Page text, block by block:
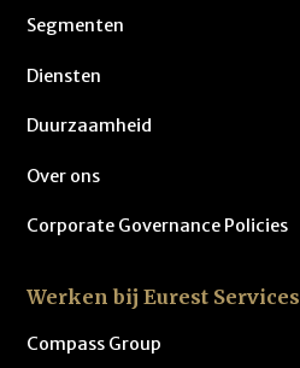
Segmenten
Diensten
Duurzaamheid
Over ons
Corporate Governance Policies
Werken bij Eurest Services
Compass Group